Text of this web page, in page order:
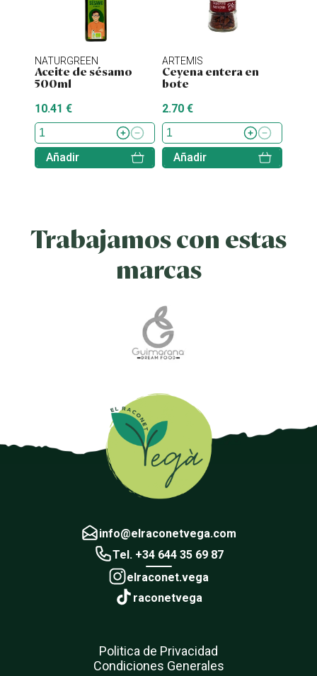
NATURGREEN
Aceite de sésamo
500ml
10.41 €
Añadir
ARTEMIS
Ceyena entera en
bote
2.70 €
Añadir
Trabajamos con estas
marcas
info@elraconetvega.com
Tel. +34 644 35 69 87
elraconet.vega
raconetvega
Politica de Privacidad
Condiciones Generales